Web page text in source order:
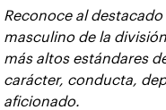
Reconoce al destacado
masculino de la
más altos estándares
carácter, conducta,
aficionado.